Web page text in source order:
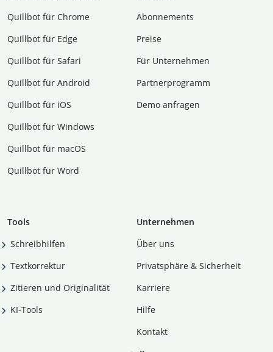
Quillbot für Chrome
Quillbot für Edge
Quillbot für Safari
Quillbot für Android
Quillbot für iOS
Quillbot für Windows
Quillbot für macOS
Quillbot für Word
Abon­ne­ments
Preise
Für Unternehmen
Partnerprogramm
Demo anfragen
Tools
Schreibhilfen
Textkorrektur
Zitieren und Originalität
KI-Tools
Unternehmen
Über uns
Privatsphäre & Sicherheit
Karriere
Hilfe
Kontakt